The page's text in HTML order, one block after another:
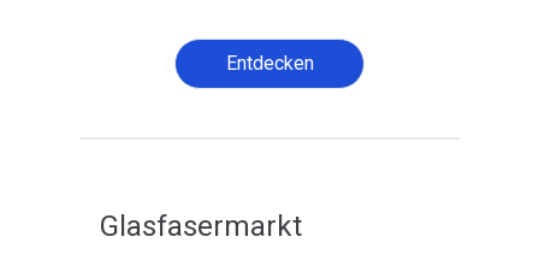
Entdecken
Glasfasermarkt